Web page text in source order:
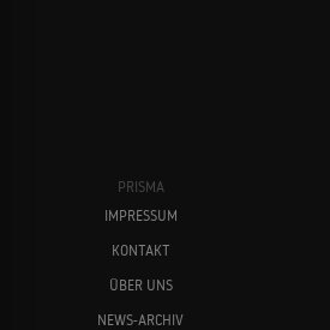
PRISMA
IMPRESSUM
KONTAKT
ÜBER UNS
NEWS-ARCHIV